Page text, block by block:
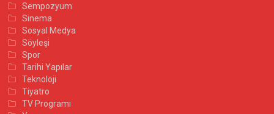
Sempozyum
Sinema
Sosyal Medya
Söyleşi
Spor
Tarihi Yapılar
Teknoloji
Tiyatro
TV Programı